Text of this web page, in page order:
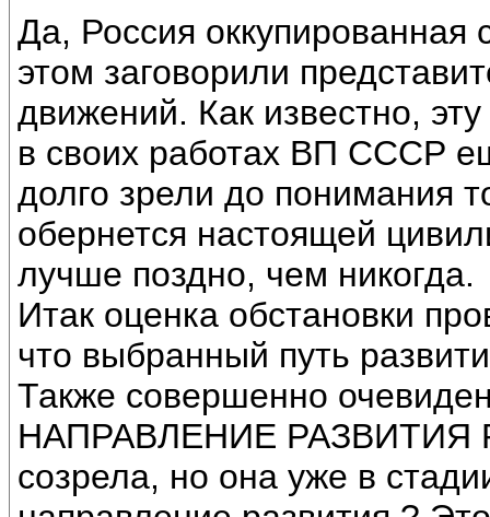
Да, Россия
этом заговорили
движений. Как известно,
в своих работах ВП СССР
долго зрели до понимания
обернется настоящей
лучше поздно, чем никогда.
Итак оценка обстановки
что выбранный путь
Также совершенно
НАПРАВЛЕНИЕ РАЗВИТИЯ
созрела, но она уже в